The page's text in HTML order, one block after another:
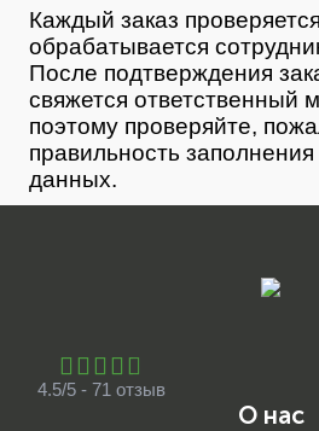
Каждый заказ
обрабатывается
После подтверждения
свяжется ответственный
поэтому проверяйте,
правильность заполнения
данных.
4.5/5 - 71 отзыв
О нас